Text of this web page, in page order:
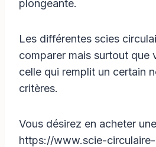
plongeante.
Les différentes scies
comparer mais surtout que
celle qui remplit un certain
critères.
Vous désirez en acheter
https://www.scie-